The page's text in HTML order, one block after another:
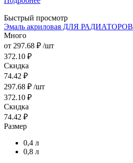
Быстрый просмотр
Эмаль акриловая ДЛЯ РАДИАТОРОВ
Много
от 297.68 ₽ /шт
372.10 ₽
Скидка
74.42 ₽
297.68 ₽ /шт
372.10 ₽
Скидка
74.42 ₽
Размер
0,4 л
0,8 л